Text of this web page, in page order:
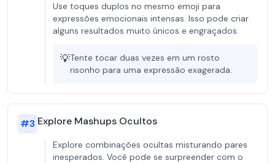
Use toques duplos no mesmo emoji para
expressões emocionais intensas. Isso pode criar
alguns resultados muito únicos e engraçados.
💡Tente tocar duas vezes em um rosto
risonho para uma expressão exagerada.
#3 Explore Mashups Ocultos
Explore combinações ocultas misturando pares
inesperados. Você pode se surpreender com o